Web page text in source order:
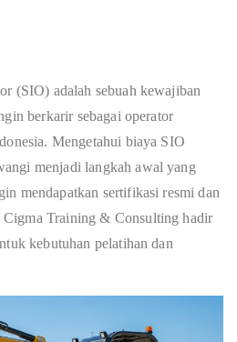
(SIO) adalah sebuah kewajiban
berkarir sebagai operator
Mengetahui biaya SIO
menjadi langkah awal yang
mendapatkan sertifikasi resmi dan
Cigma Training & Consulting hadir
kebutuhan pelatihan dan